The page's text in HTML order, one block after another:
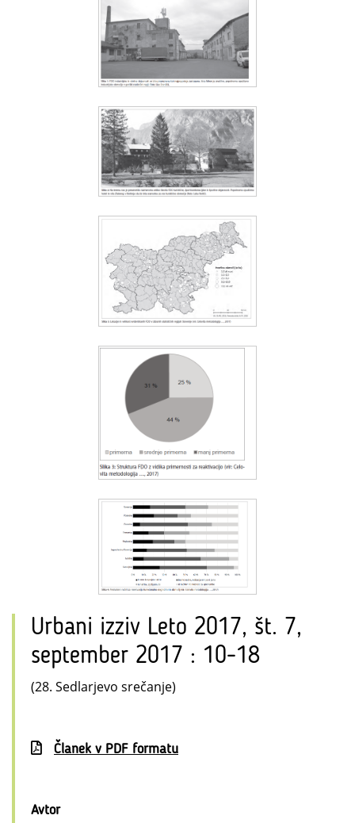
Urbani izziv Leto 2017, št. 7,
september 2017 : 10-18
(28. Sedlarjevo srečanje)
Članek v PDF formatu
Avtor